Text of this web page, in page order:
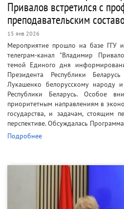
Привалов встретился с
преподавательским
15 янв 2026
Мероприятие прошло на базе ГГУ
телеграм-канал "Владимир
темой Единого дня
Президента Республики
Лукашенко белорусскому народу
Республики Беларусь. Особое
приоритетным направлениям в
государства, и задачам, стоящим
перспективе. Обсуждалась
Подробнее